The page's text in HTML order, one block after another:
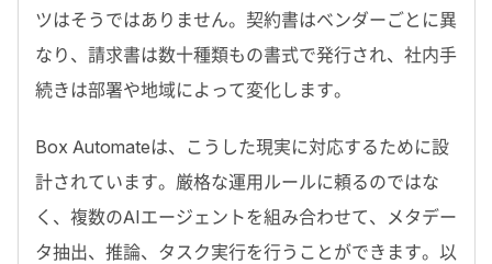
ツはそうではありません。契約書はベンダーごとに異
なり、請求書は数十種類もの書式で発行され、社内手
続きは部署や地域によって変化します。
Box Automateは、こうした現実に対応するために設
計されています。厳格な運用ルールに頼るのではな
く、複数のAIエージェントを組み合わせて、メタデー
タ抽出、推論、タスク実行を行うことができます。以